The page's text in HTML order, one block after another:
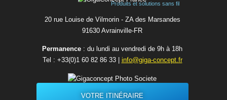
Produits et solutions sans fil
20 rue Louise de Vilmorin - ZA des Marsandes
91630 Avrainvilleㅤ-ㅤFR
Permanence : du lundi au vendredi de 9h à 18h
Tel : +33(0)1 60 82 86 33| info@giga-concept.fr
VOTRE ITINÉRAIRE